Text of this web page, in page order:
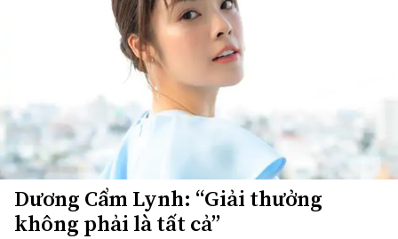
Dương Cẩm Lynh: “Giải thưởng
không phải là tất cả”